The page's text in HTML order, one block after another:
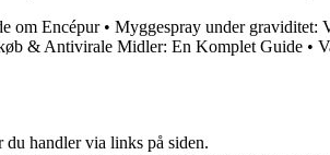
om Encépur• Myggespray under graviditet:
& Antivirale Midler: En Komplet Guide •
handler via links på siden.